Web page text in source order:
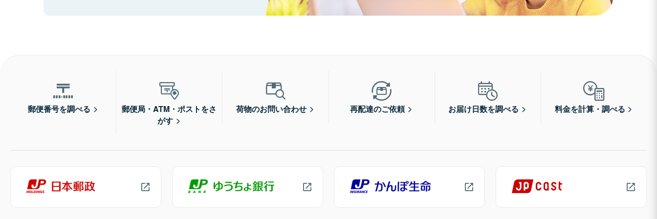
郵便番号を調べる
郵便局・ATM・ポストをさ
がす
荷物のお問い合わせ 再配達のご依頼 お届け日数を調べる 料金を計算・調べる